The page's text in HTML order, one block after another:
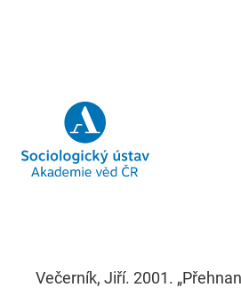
Večerník, Jiří. 2001.